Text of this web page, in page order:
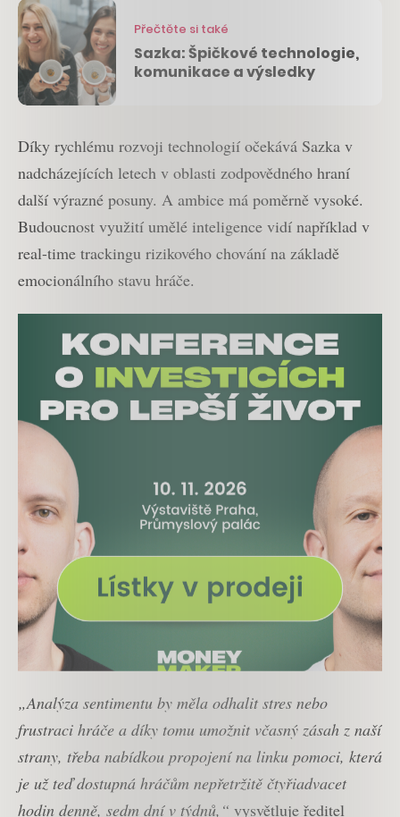
Přečtěte si také
Sazka: Špičkové technologie,
komunikace a výsledky
Díky rychlému rozvoji technologií očekává Sazka v
nadcházejících letech v oblasti zodpovědného hraní
další výrazné posuny. A ambice má poměrně vysoké.
Budoucnost využití umělé inteligence vidí například v
real-time trackingu rizikového chování na základě
emocionálního stavu hráče.
„Analýza sentimentu by měla odhalit stres nebo
frustraci hráče a díky tomu umožnit včasný zásah z naší
strany, třeba nabídkou propojení na linku pomoci, která
je už teď dostupná hráčům nepřetržitě čtyřiadvacet
hodin denně, sedm dní v týdnů,“ vysvětluje ředitel